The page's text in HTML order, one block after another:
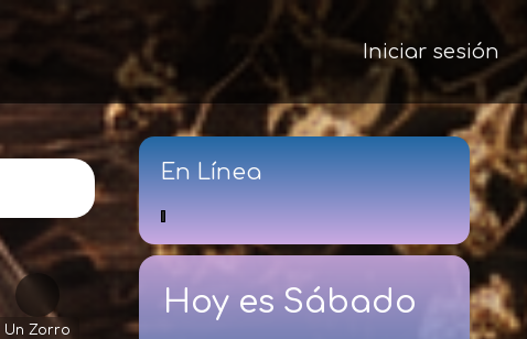
Iniciar sesión
Un Zorro
En Línea
Hoy es Sábado